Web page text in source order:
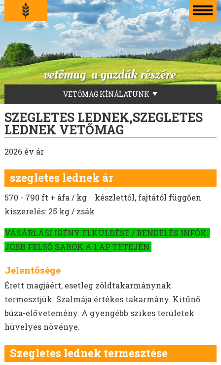
VETŐMAG KÍNÁLATUNK
LUCERNA VETŐMAG
FŰVEKERÉKEK
AKG-ZÖLDUGAR
TILLAGE-ZÖLDTRÁGYA-ZÖLDUGAR-MÉHLEGELŐ
SZENÁZS KEVERÉKEK
ZÖLDTAKARMÁNY KEVERÉKEK
FÜVEK
HEREFÉLÉK
SZARVASKEREP VETŐMAG
CIROK VETŐMAG
KÖLES VETŐMAG
KUKORICA VETŐMAG
BÜKKÖNY VETŐMAG
BORSÓ VETŐMAG
FACÉLIA VETŐMAG
BALTACÍM VETŐMAG
SZEGLETES LEDNEK,SZEGLETES
LEDNEK VETŐMAG
2026 év ár
szegletes lednek ár
570 - 790 ft + áfa / kg készlettől, fajtától függően
kiszerelés: 25 kg / zsák
VÁSÁRLÁSI IGÉNY ELKÜLDÉSE / RENDELÉS INFÓK:
JOBB FELSŐ SAROK A LAP TETEJÉN
Jelentősége
Érett magjáért, esetleg zöldtakarmánynak
termesztjük. Szalmája értékes takarmány. Kitűnő
búza-elővetemény. A gyengébb szikes területek
hüvelyes növénye.
Szegletes lednek termesztése